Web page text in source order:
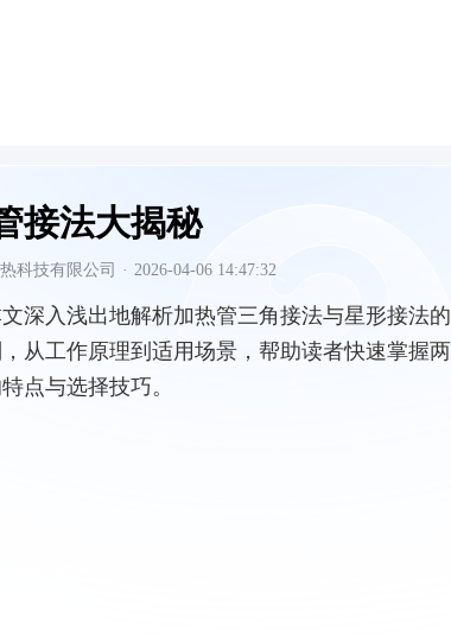
接法大揭秘
科技有限公司 · 2026-04-06 14:47:32
深入浅出地解析加热管三角接法与星形接法的
从工作原理到适用场景，帮助读者快速掌握两
点与选择技巧。